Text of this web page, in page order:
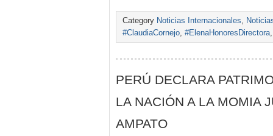
Category Noticias Internacionales,
#ClaudiaCornejo, #ElenaHonoresDirectora
PERÚ DECLARA
LA NACIÓN A LA MOMIA
AMPATO